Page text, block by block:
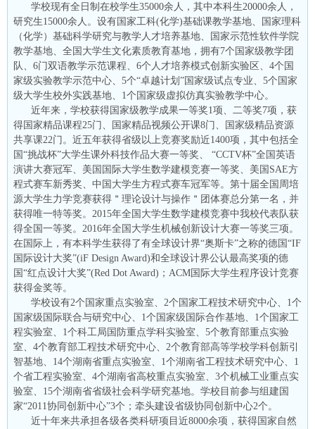
学校现有全日制在校学生35000余人，其中本科生20000余人，
研究生15000余人。设有国家工科(化学)基础课教学基地、国家理科
（化学）基础科学研究与教学人才培养基地、国家示范性软件学院
教学基地、全国大学生文化素质教育基地，拥有7个国家级教学团
队、6门双语教学示范课程、6个人才培养模式创新实验区、4个国
家级实验教学示范中心、5个“卓越计划”国家级试点专业、5个国家
级大学生校外实践基地、1个国家级虚拟仿真实验教学中心。
近年来，学校获得国家级教学成果一等奖1项、二等奖7项，获
得国家精品课程25门、国家精品视频公开课8门、国家级精品资源
共享课22门。近五年获得省级以上竞赛奖励近1400项，其中包括全
国“挑战杯”大学生课外科技作品大赛一等奖、 “CCTV杯”全国英语
演讲大赛冠军、美国国际大学生数学建模竞赛一等奖、美国SAE方
程式赛车新秀奖、中国大学生方程式赛车冠军等。第十届全国周培
源大学生力学竞赛获得＂理论设计与操作＂团体赛总分第一名，并
获得唯一特等奖。2015年全国大学生数学建模竞赛中我校代表队获
得全国一等奖。2016年全国大学生机械创新设计大赛一等奖三项。
在国际上，有本科学生获得了有全球设计界“奥斯卡”之称的德国“IF
国际设计大奖”(iF Design Award)和全球设计界公认最高奖项的德
国“红点设计大奖”(Red Dot Award)；ACM国际大学生程序设计竞赛
获得金奖等。
学校设有2个国家重点实验室、2个国家工程技术研究中心、1个
国家级国际联合与研究中心、1个国家级国际合作基地、1个国家工
程实验室、1个科工局国防重点学科实验室、5个教育部重点实验
室、4个教育部工程技术研究中心、2个教育部高等学校学科创新引
智基地、14个湖南省重点实验室、1个湖南省工程技术研究中心、1
个省工程实验室、4个湖南省高校重点实验室、3个机械工业重点实
验室、15个湖南省省级社会科学研究基地。学校目前参与组建国
家“2011协同创新中心”3个；牵头建设省级协同创新中心2个。
近十年来共承担各级各类科研项目近8000余项，获得国家自然